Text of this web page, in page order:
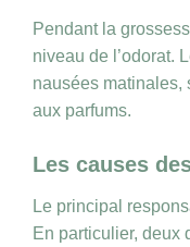
Pendant la
niveau de l’odorat.
nausées matinales,
aux parfums.
Les causes
Le principal
En particulier, deux